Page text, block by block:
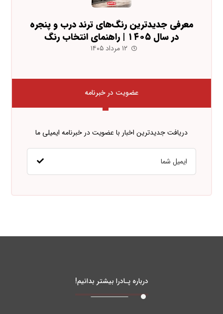
معرفی جدیدترین رنگ‌های ترند درب و پنجره
در سال ۱۴۰۵ | راهنمای انتخاب رنگ
۱۲ مرداد ۱۴۰۵
عضویت در خبرنامه
دریافت جدیدترین اخبار با عضویت در خبرنامه ایمیلی ما
درباره پـادرا بیشتر بدانیم!